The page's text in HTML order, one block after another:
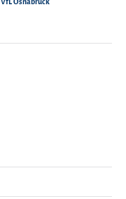
VfL Osnabrück